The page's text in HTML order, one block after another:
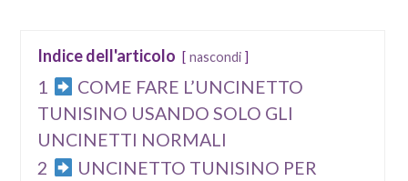
Indice dell'articolo nascondi
1
COME FARE L’UNCINETTO
TUNISINO USANDO SOLO GLI
UNCINETTI NORMALI
2
UNCINETTO TUNISINO PER